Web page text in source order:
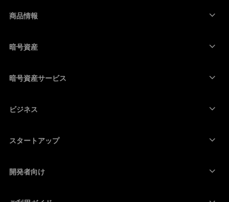
商品情報
コールド ウォレット
Ledger Stax
Ledger Nano Classics
セット商品
全ての商品
暗号資産
Ethereumウォレット
Cardanoウォレット
Moneroウォレット
暗号資産一覧を見る
暗号資産サービス
暗号資産を購入
暗号資産をスワップ
ビジネス
スタートアップ
開発者向け